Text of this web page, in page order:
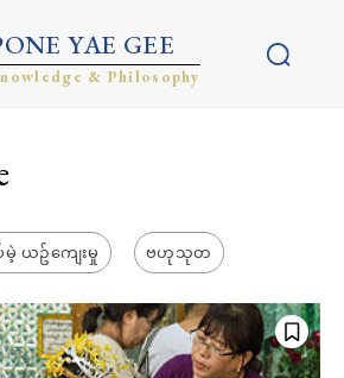
YAE GEE
& Philosophy
ပ်မဲ့ ယဥ်ကျေးမှု ဗဟုသုတ